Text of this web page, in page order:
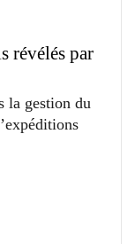
révélés par
la gestion du